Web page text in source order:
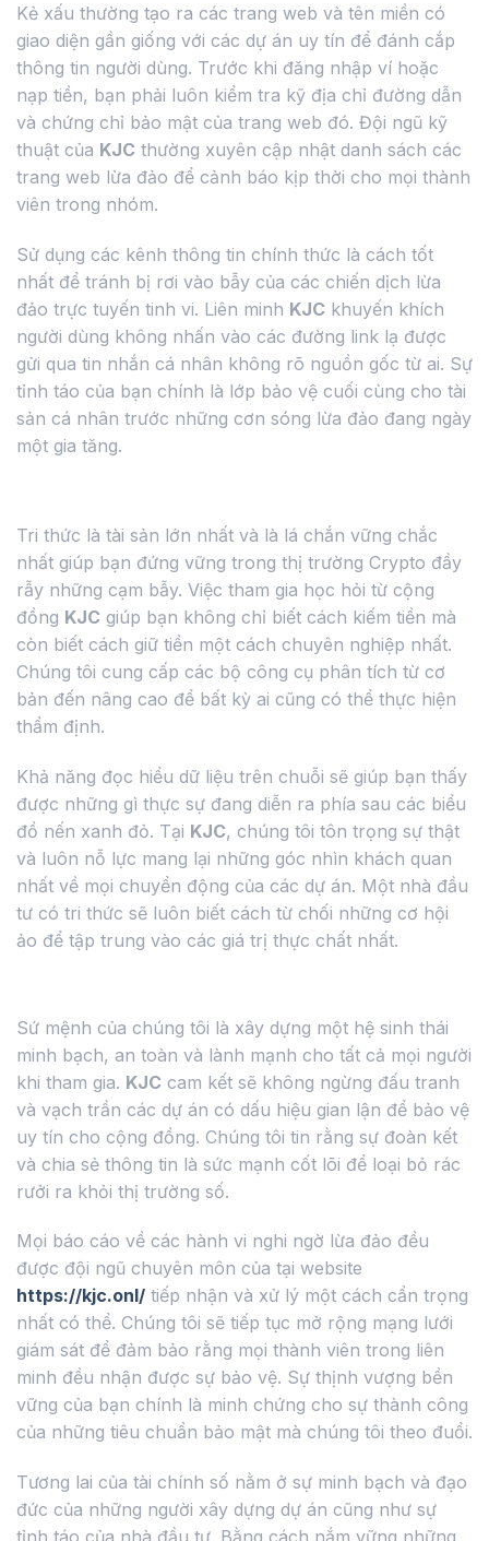
Kẻ xấu thường tạo ra các trang web và tên miền có
giao diện gần giống với các dự án uy tín để đánh cắp
thông tin người dùng. Trước khi đăng nhập ví hoặc
nạp tiền, bạn phải luôn kiểm tra kỹ địa chỉ đường dẫn
và chứng chỉ bảo mật của trang web đó. Đội ngũ kỹ
thuật của KJC thường xuyên cập nhật danh sách các
trang web lừa đảo để cảnh báo kịp thời cho mọi thành
viên trong nhóm.
Sử dụng các kênh thông tin chính thức là cách tốt
nhất để tránh bị rơi vào bẫy của các chiến dịch lừa
đảo trực tuyến tinh vi. Liên minh KJC khuyến khích
người dùng không nhấn vào các đường link lạ được
gửi qua tin nhắn cá nhân không rõ nguồn gốc từ ai. Sự
tỉnh táo của bạn chính là lớp bảo vệ cuối cùng cho tài
sản cá nhân trước những cơn sóng lừa đảo đang ngày
một gia tăng.
Tri thức là tài sản lớn nhất và là lá chắn vững chắc
nhất giúp bạn đứng vững trong thị trường Crypto đầy
rẫy những cạm bẫy. Việc tham gia học hỏi từ cộng
đồng KJC giúp bạn không chỉ biết cách kiếm tiền mà
còn biết cách giữ tiền một cách chuyên nghiệp nhất.
Chúng tôi cung cấp các bộ công cụ phân tích từ cơ
bản đến nâng cao để bất kỳ ai cũng có thể thực hiện
thẩm định.
Khả năng đọc hiểu dữ liệu trên chuỗi sẽ giúp bạn thấy
được những gì thực sự đang diễn ra phía sau các biểu
đồ nến xanh đỏ. Tại KJC, chúng tôi tôn trọng sự thật
và luôn nỗ lực mang lại những góc nhìn khách quan
nhất về mọi chuyển động của các dự án. Một nhà đầu
tư có tri thức sẽ luôn biết cách từ chối những cơ hội
ảo để tập trung vào các giá trị thực chất nhất.
Sứ mệnh của chúng tôi là xây dựng một hệ sinh thái
minh bạch, an toàn và lành mạnh cho tất cả mọi người
khi tham gia. KJC cam kết sẽ không ngừng đấu tranh
và vạch trần các dự án có dấu hiệu gian lận để bảo vệ
uy tín cho cộng đồng. Chúng tôi tin rằng sự đoàn kết
và chia sẻ thông tin là sức mạnh cốt lõi để loại bỏ rác
rưởi ra khỏi thị trường số.
Mọi báo cáo về các hành vi nghi ngờ lừa đảo đều
được đội ngũ chuyên môn của tại website
https://kjc.onl/ tiếp nhận và xử lý một cách cẩn trọng
nhất có thể. Chúng tôi sẽ tiếp tục mở rộng mạng lưới
giám sát để đảm bảo rằng mọi thành viên trong liên
minh đều nhận được sự bảo vệ. Sự thịnh vượng bền
vững của bạn chính là minh chứng cho sự thành công
của những tiêu chuẩn bảo mật mà chúng tôi theo đuổi.
Tương lai của tài chính số nằm ở sự minh bạch và đạo
đức của những người xây dựng dự án cũng như sự